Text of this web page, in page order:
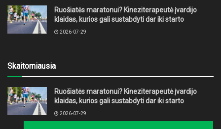
Ruošiatės maratonui? Kineziterapeutė įvardijo
klaidas, kurios gali sustabdyti dar iki starto
2026-07-29
Skaitomiausia
Ruošiatės maratonui? Kineziterapeutė įvardijo
klaidas, kurios gali sustabdyti dar iki starto
2026-07-29